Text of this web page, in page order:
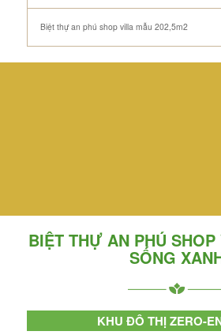
Biệt thự an phú shop villa mẫu 202,5m2
BIỆT THỰ AN PHÚ
SỐNG
KHU ĐÔ THỊ ZERO-